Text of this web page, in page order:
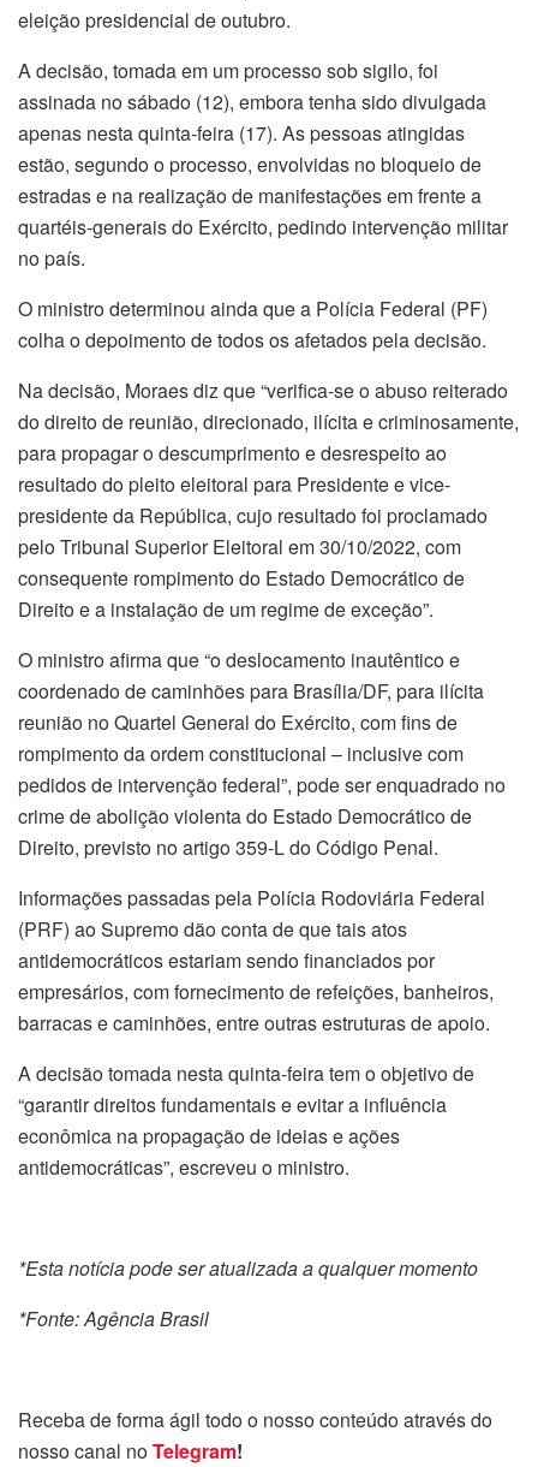
eleição presidencial de outubro.
A decisão, tomada em um processo sob sigilo, foi
assinada no sábado (12), embora tenha sido divulgada
apenas nesta quinta-feira (17). As pessoas atingidas
estão, segundo o processo, envolvidas no bloqueio de
estradas e na realização de manifestações em frente a
quartéis-generais do Exército, pedindo intervenção militar
no país.
O ministro determinou ainda que a Polícia Federal (PF)
colha o depoimento de todos os afetados pela decisão.
Na decisão, Moraes diz que “verifica-se o abuso reiterado
do direito de reunião, direcionado, ilícita e criminosamente,
para propagar o descumprimento e desrespeito ao
resultado do pleito eleitoral para Presidente e vice-
presidente da República, cujo resultado foi proclamado
pelo Tribunal Superior Eleitoral em 30/10/2022, com
consequente rompimento do Estado Democrático de
Direito e a instalação de um regime de exceção”.
O ministro afirma que “o deslocamento inautêntico e
coordenado de caminhões para Brasília/DF, para ilícita
reunião no Quartel General do Exército, com fins de
rompimento da ordem constitucional – inclusive com
pedidos de intervenção federal”, pode ser enquadrado no
crime de abolição violenta do Estado Democrático de
Direito, previsto no artigo 359-L do Código Penal.
Informações passadas pela Polícia Rodoviária Federal
(PRF) ao Supremo dão conta de que tais atos
antidemocráticos estariam sendo financiados por
empresários, com fornecimento de refeições, banheiros,
barracas e caminhões, entre outras estruturas de apoio.
A decisão tomada nesta quinta-feira tem o objetivo de
“garantir direitos fundamentais e evitar a influência
econômica na propagação de ideias e ações
antidemocráticas”, escreveu o ministro.
*Esta notícia pode ser atualizada a qualquer momento
*Fonte: Agência Brasil
Receba de forma ágil todo o nosso conteúdo através do
nosso canal noTelegram!